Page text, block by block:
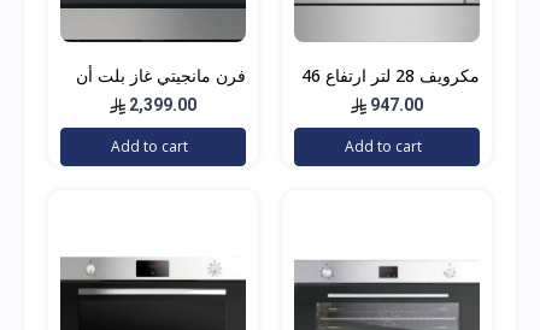
مكرويف 28 لتر ارتفاع 46
سم بولم | BULM بلت أن
استيل بشاشة معلومات
947.00
Add to cart
فرن مانجيتي غاز بلت أن
إيطالي 90 * 60 استيل2,399.00
Add to cart